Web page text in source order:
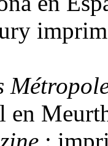
en
: